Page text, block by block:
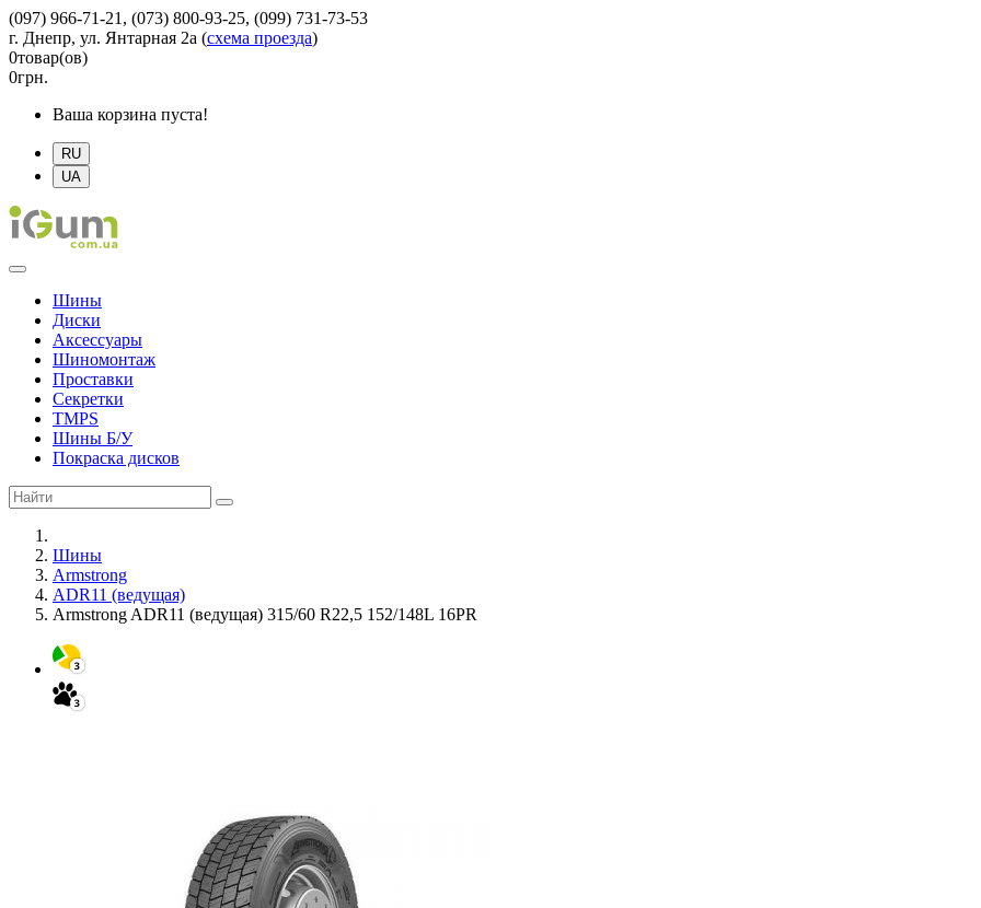
(097) 966-71-21, (073) 800-93-25, (099) 731-73-53
г. Днепр, ул. Янтарная 2а (схема проезда)
0товар(ов)
0грн.
Ваша корзина пуста!
RU
UA
Шины
Диски
Аксессуары
Шиномонтаж
Проставки
Секретки
TMPS
Шины Б/У
Покраска дисков
Шины
Armstrong
ADR11 (ведущая)
Armstrong ADR11 (ведущая) 315/60 R22,5 152/148L 16PR